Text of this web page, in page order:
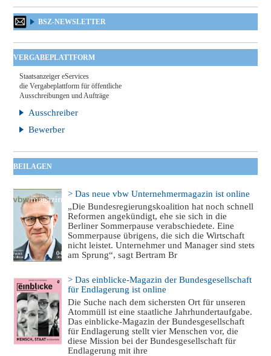
BSZ-NEWSLETTER
VERGABEPLATTFORM
Staatsanzeiger eServices
die Vergabeplattform für öffentliche
Ausschreibungen und Aufträge
Ausschreiber
Bewerber
BEILAGEN
> Das neue vbw Unternehmermagazin ist online
„Die Bundesregierungskoalition hat noch schnell
Reformen angekündigt, ehe sie sich in die
Berliner Sommerpause verabschiedete. Eine
Sommerpause übrigens, die sich die Wirtschaft
nicht leistet. Unternehmer und Manager sind stets
am Sprung“, sagt Bertram Br
> Das einblicke-Magazin der Bundesgesellschaft
für Endlagerung ist online
Die Suche nach dem sichersten Ort für unseren
Atommüll ist eine staatliche Jahrhundertaufgabe.
Das einblicke-Magazin der Bundesgesellschaft
für Endlagerung stellt vier Menschen vor, die
diese Mission bei der Bundesgesellschaft für
Endlagerung mit ihre